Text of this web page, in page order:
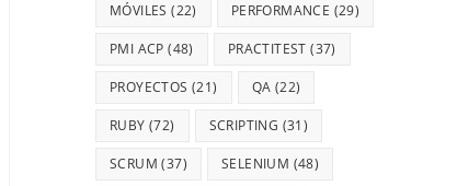
MÓVILES (22) PERFORMANCE (29)
PMI ACP (48) PRACTITEST (37)
PROYECTOS (21) QA (22)
RUBY (72) SCRIPTING (31)
SCRUM (37) SELENIUM (48)